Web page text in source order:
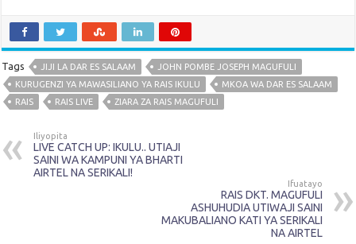
Tags JIJI LA DAR ES SALAAM
JOHN POMBE JOSEPH MAGUFULI
KURUGENZI YA MAWASILIANO YA RAIS IKULU
MKOA WA DAR ES SALAAM
RAIS
RAIS LIVE ZIARA ZA RAIS MAGUFULI
Iliyopita
LIVE CATCH UP: IKULU.. UTIAJI
SAINI WA KAMPUNI YA BHARTI
AIRTEL NA SERIKALI!
Ifuatayo
RAIS DKT. MAGUFULI
ASHUHUDIA UTIWAJI SAINI
MAKUBALIANO KATI YA SERIKALI
NA AIRTEL